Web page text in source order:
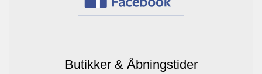
Butikker & Åbningstider